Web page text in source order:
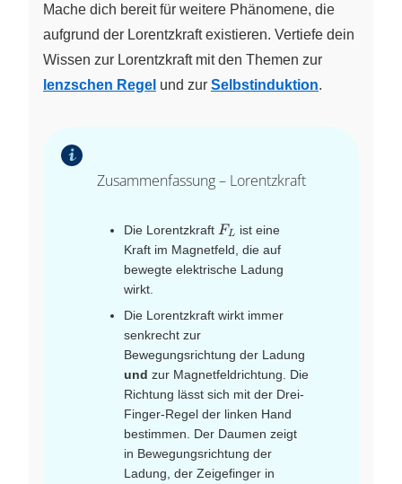
Mache dich bereit für weitere Phänomene, die
aufgrund der Lorentzkraft existieren. Vertiefe dein
Wissen zur Lorentzkraft mit den Themen zur
lenzschen Regel und zur Selbstinduktion.
Zusammenfassung – Lorentzkraft
Die Lorentzkraft F_L
FL ist eine
Kraft im Magnetfeld, die auf
bewegte elektrische Ladung
wirkt.
Die Lorentzkraft wirkt immer
senkrecht zur
Bewegungsrichtung der Ladung
und zur Magnetfeldrichtung. Die
Richtung lässt sich mit der Drei-
Finger-Regel der linken Hand
bestimmen. Der Daumen zeigt
in Bewegungsrichtung der
Ladung, der Zeigefinger in